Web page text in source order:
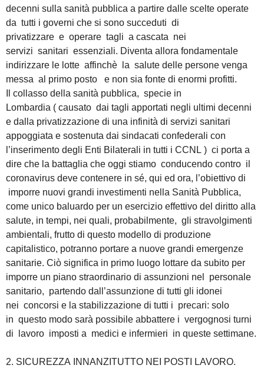
decenni sulla sanità pubblica a partire dalle scelte operate
da tutti i governi che si sono succeduti di
privatizzare e operare tagli a cascata nei
servizi sanitari essenziali. Diventa allora fondamentale
indirizzare le lotte affinchè la salute delle persone venga
messa al primo posto e non sia fonte di enormi profitti.
Il collasso della sanità pubblica, specie in
Lombardia ( causato dai tagli apportati negli ultimi decenni
e dalla privatizzazione di una infinità di servizi sanitari
appoggiata e sostenuta dai sindacati confederali con
l’inserimento degli Enti Bilaterali in tutti i CCNL ) ci porta a
dire che la battaglia che oggi stiamo conducendo contro il
coronavirus deve contenere in sé, qui ed ora, l’obiettivo di
imporre nuovi grandi investimenti nella Sanità Pubblica,
come unico baluardo per un esercizio effettivo del diritto alla
salute, in tempi, nei quali, probabilmente, gli stravolgimenti
ambientali, frutto di questo modello di produzione
capitalistico, potranno portare a nuove grandi emergenze
sanitarie. Ciò significa in primo luogo lottare da subito per
imporre un piano straordinario di assunzioni nel personale
sanitario, partendo dall’assunzione di tutti gli idonei
nei concorsi e la stabilizzazione di tutti i precari: solo
in questo modo sarà possibile abbattere i vergognosi turni
di lavoro imposti a medici e infermieri in queste settimane.
2. SICUREZZA INNANZITUTTO NEI POSTI LAVORO.